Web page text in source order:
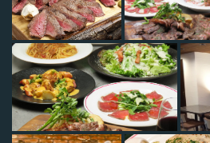
お店情報をコピ
閉じる